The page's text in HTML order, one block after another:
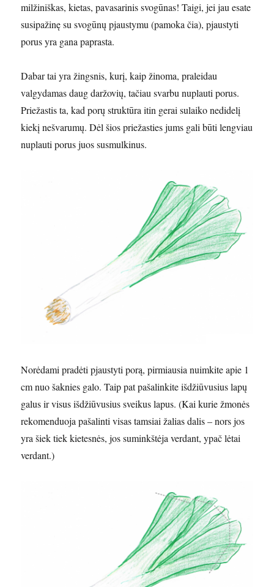
milžiniškas, kietas, pavasarinis svogūnas! Taigi, jei jau esate
susipažinę su svogūnų pjaustymu (pamoka čia), pjaustyti
porus yra gana paprasta.
Dabar tai yra žingsnis, kurį, kaip žinoma, praleidau
valgydamas daug daržovių, tačiau svarbu nuplauti porus.
Priežastis ta, kad porų struktūra itin gerai sulaiko nedidelį
kiekį nešvarumų. Dėl šios priežasties jums gali būti lengviau
nuplauti porus juos susmulkinus.
Norėdami pradėti pjaustyti porą, pirmiausia nuimkite apie 1
cm nuo šaknies galo. Taip pat pašalinkite išdžiūvusius lapų
galus ir visus išdžiūvusius sveikus lapus. (Kai kurie žmonės
rekomenduoja pašalinti visas tamsiai žalias dalis – nors jos
yra šiek tiek kietesnės, jos suminkštėja verdant, ypač lėtai
verdant.)